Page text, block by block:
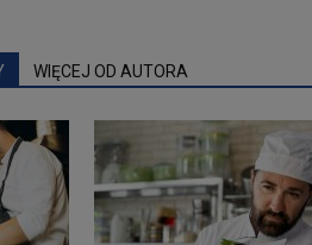
WIĘCEJ OD AUTORA